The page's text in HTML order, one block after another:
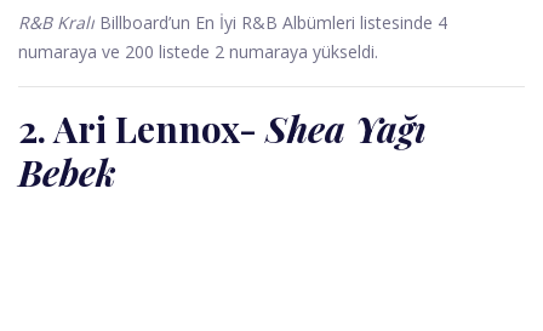
R&B Kralı Billboard’un En İyi R&B Albümleri listesinde 4
numaraya ve 200 listede 2 numaraya yükseldi.
2. Ari Lennox-Shea Yağı
Bebek